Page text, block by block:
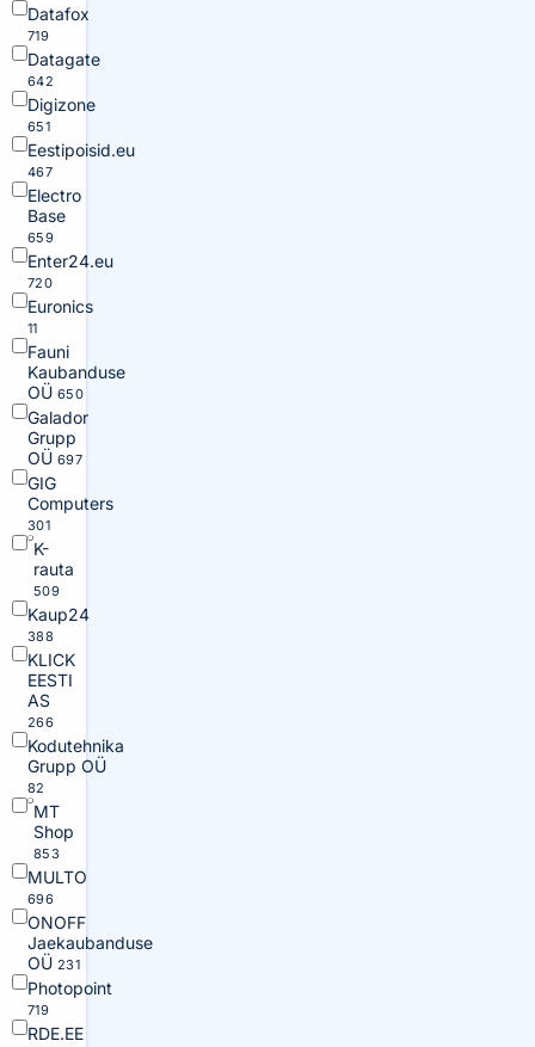
Datafox
719
Datagate
642
Digizone
651
Eestipoisid.eu
467
Electro
Base
659
Enter24.eu
720
Euronics
11
Fauni
Kaubanduse
OÜ 650
Galador
Grupp
OÜ 697
GIG
Computers
301
K-
rauta
509
Kaup24
388
KLICK
EESTI
AS
266
Kodutehnika
Grupp OÜ
82
MT
Shop
853
MULTO
696
ONOFF
Jaekaubanduse
OÜ 231
Photopoint
719
RDE.EE